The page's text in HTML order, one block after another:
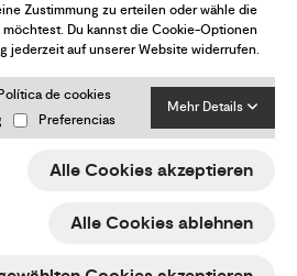
Zustimmung zu erteilen oder wähle die
Du kannst die Cookie-Optionen
jederzeit auf unserer Website widerrufen.
de cookies
Preferencias
Mehr Details
Alle Cookies akzeptieren
Alle Cookies ablehnen